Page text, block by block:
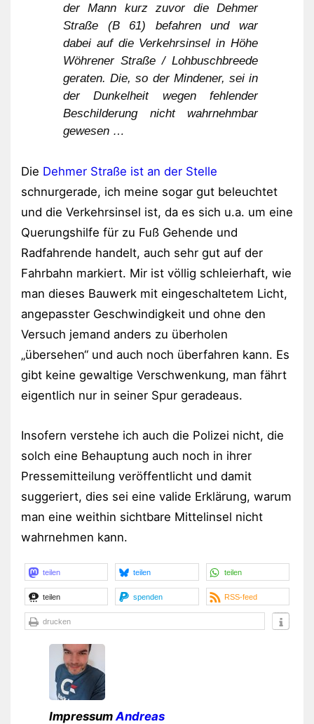
der Mann kurz zuvor die Dehmer
Straße (B 61) befahren und war
dabei auf die Verkehrsinsel in Höhe
Wöhrener Straße / Lohbuschbreede
geraten. Die, so der Mindener, sei in
der Dunkelheit wegen fehlender
Beschilderung nicht wahrnehmbar
gewesen …
Die Dehmer Straße ist an der Stelle
schnurgerade, ich meine sogar gut beleuchtet
und die Verkehrsinsel ist, da es sich u.a. um eine
Querungshilfe für zu Fuß Gehende und
Radfahrende handelt, auch sehr gut auf der
Fahrbahn markiert. Mir ist völlig schleierhaft, wie
man dieses Bauwerk mit eingeschaltetem Licht,
angepasster Geschwindigkeit und ohne den
Versuch jemand anders zu überholen
„übersehen“ und auch noch überfahren kann. Es
gibt keine gewaltige Verschwenkung, man fährt
eigentlich nur in seiner Spur geradeaus.
Insofern verstehe ich auch die Polizei nicht, die
solch eine Behauptung auch noch in ihrer
Pressemitteilung veröffentlicht und damit
suggeriert, dies sei eine valide Erklärung, warum
man eine weithin sichtbare Mittelinsel nicht
wahrnehmen kann.
teilen teilen teilen
teilen spenden RSS-feed
drucken
Impressum Andreas